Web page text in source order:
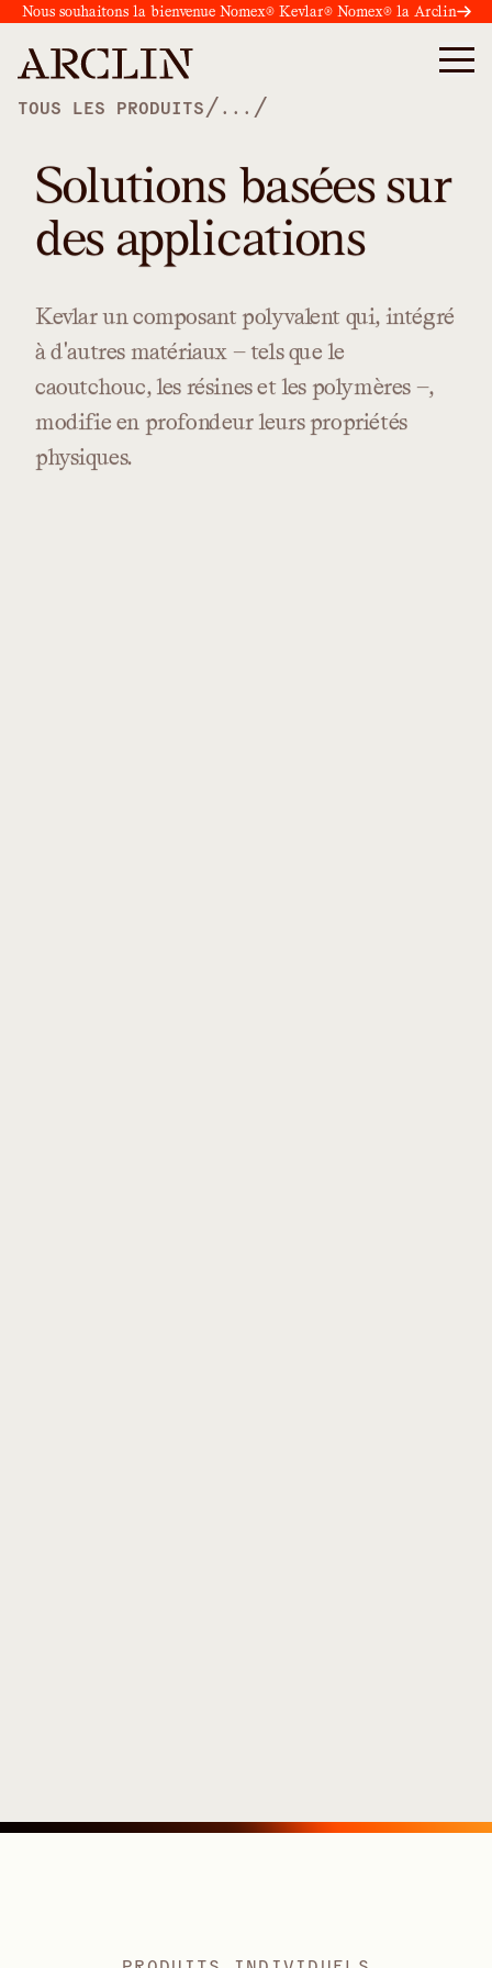
Nous souhaitons la bienvenue Nomex® Kevlar® Nomex® la Arclin
TOUS LES PRODUITS / ... /
Solutions basées sur
des applications
Kevlaruncomposantpolyvalent qui, intégré
àd'autres matériaux — telsque le
caoutchouc, les résineset les polymères —,
modifie en profondeur leurspropriétés
physiques.